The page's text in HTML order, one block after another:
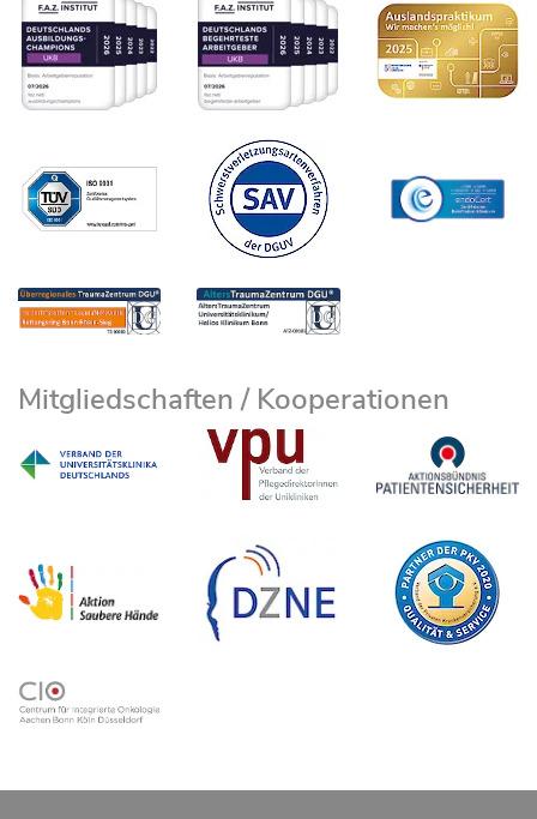
Mitgliedschaften / Kooperationen